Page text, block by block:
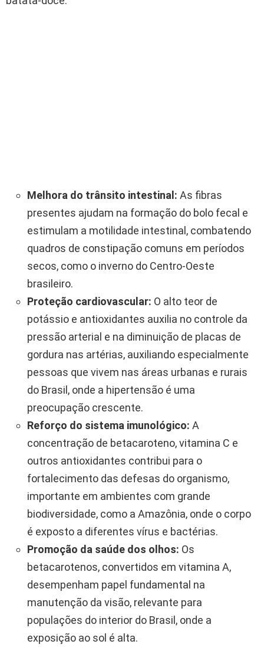
Melhora do trânsito intestinal: As fibras
presentes ajudam na formação do bolo fecal e
estimulam a motilidade intestinal, combatendo
quadros de constipação comuns em períodos
secos, como o inverno do Centro-Oeste
brasileiro.
Proteção cardiovascular: O alto teor de
potássio e antioxidantes auxilia no controle da
pressão arterial e na diminuição de placas de
gordura nas artérias, auxiliando especialmente
pessoas que vivem nas áreas urbanas e rurais
do Brasil, onde a hipertensão é uma
preocupação crescente.
Reforço do sistema imunológico: A
concentração de betacaroteno, vitamina C e
outros antioxidantes contribui para o
fortalecimento das defesas do organismo,
importante em ambientes com grande
biodiversidade, como a Amazônia, onde o corpo
é exposto a diferentes vírus e bactérias.
Promoção da saúde dos olhos: Os
betacarotenos, convertidos em vitamina A,
desempenham papel fundamental na
manutenção da visão, relevante para
populações do interior do Brasil, onde a
exposição ao sol é alta.